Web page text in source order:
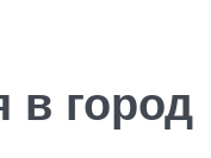
в город